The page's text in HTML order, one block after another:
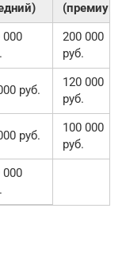
(премиум)
000
200 000
руб.
руб.
120 000
руб.
руб.
100 000
руб.
000